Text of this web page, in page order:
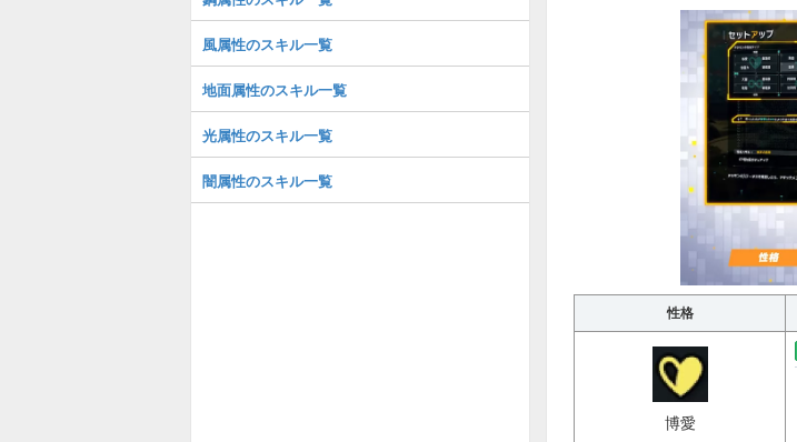
性格
博愛
風属性のスキル一覧
地面属性のスキル一覧
光属性のスキル一覧
闇属性のスキル一覧